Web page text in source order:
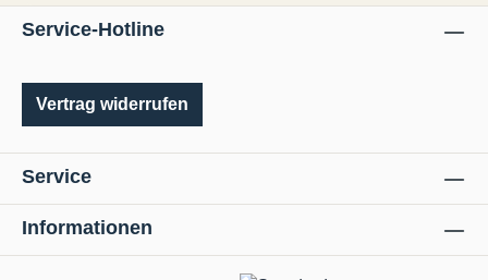
Service-Hotline
Vertrag widerrufen
Service
Informationen